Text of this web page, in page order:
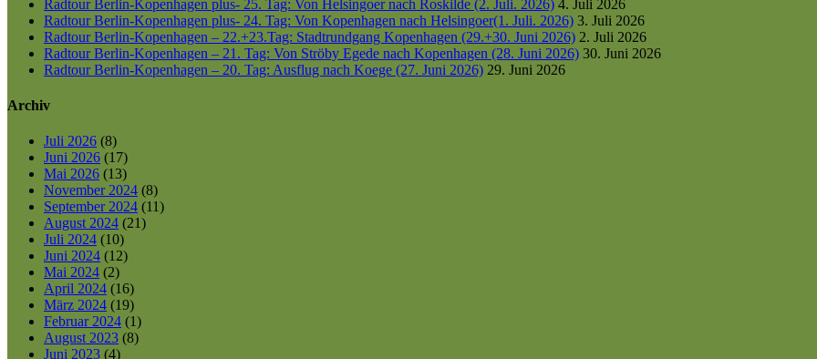
Radtour Berlin-Kopenhagen plus- 25. Tag: Von Helsingoer nach Roskilde (2. Juli. 2026) 4. Juli 2026
Radtour Berlin-Kopenhagen plus- 24. Tag: Von Kopenhagen nach Helsingoer(1. Juli. 2026) 3. Juli 2026
Radtour Berlin-Kopenhagen – 22.+23.Tag: Stadtrundgang Kopenhagen (29.+30. Juni 2026) 2. Juli 2026
Radtour Berlin-Kopenhagen – 21. Tag: Von Ströby Egede nach Kopenhagen (28. Juni 2026) 30. Juni 2026
Radtour Berlin-Kopenhagen – 20. Tag: Ausflug nach Koege (27. Juni 2026) 29. Juni 2026
Archiv
Juli 2026 (8)
Juni 2026 (17)
Mai 2026 (13)
November 2024 (8)
September 2024 (11)
August 2024 (21)
Juli 2024 (10)
Juni 2024 (12)
Mai 2024 (2)
April 2024 (16)
März 2024 (19)
Februar 2024 (1)
August 2023 (8)
Juni 2023 (4)